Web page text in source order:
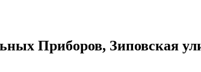
Приборов, Зиповская